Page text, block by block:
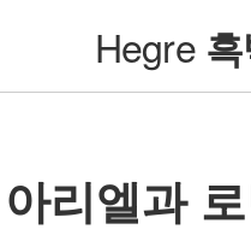
Hegre
아리엘과